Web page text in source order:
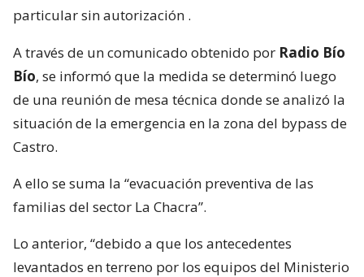
particular sin autorización .
A través de un comunicado obtenido por Radio Bío
Bío, se informó que la medida se determinó luego
de una reunión de mesa técnica donde se analizó la
situación de la emergencia en la zona del bypass de
Castro.
A ello se suma la “evacuación preventiva de las
familias del sector La Chacra”.
Lo anterior, “debido a que los antecedentes
levantados en terreno por los equipos del Ministerio